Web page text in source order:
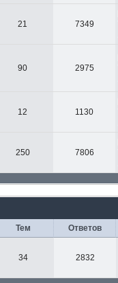
21 7349
90 2975
12 1130
250 7806
Тем Ответов
34 2832